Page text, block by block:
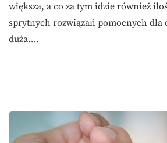
większa, a co za tym idzie również
sprytnych rozwiązań pomocnych dla
duża….